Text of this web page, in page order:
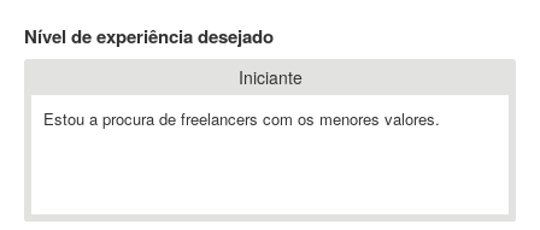
802.11
A-GPS
Nível de experiência desejado
Iniciante
Estou a procura de freelancers com os menores valores.